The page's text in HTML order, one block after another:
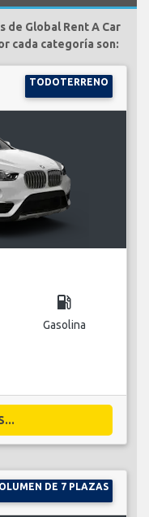
de Global Rent A Car
cada categoría son:
TODOTERRENO
local_gas_station
Gasolina
DE 7 PLAZAS